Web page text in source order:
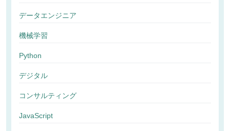
データエンジニア
機械学習
Python
デジタル
コンサルティング
JavaScript